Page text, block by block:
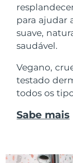
para ajudar
suave,
saudável.
Vegano,
testado
todos os
Sabe mais